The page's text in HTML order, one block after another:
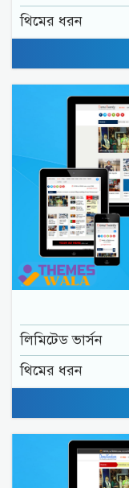
থিমের ধরন
লিমিটেড ভার্সন
থিমের ধরন